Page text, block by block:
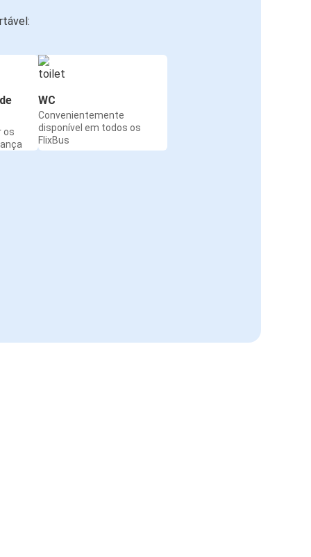
os
WC
Convenientemente
disponível em todos os
FlixBus